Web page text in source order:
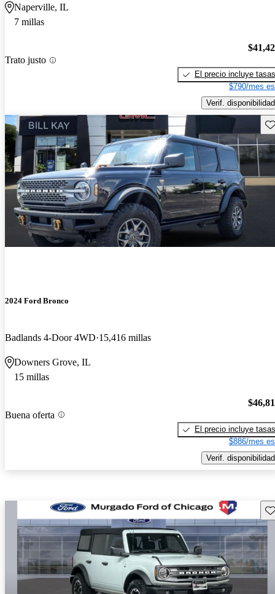
Naperville, IL
7 millas
Trato justo
El precio incluye tasas
$790/mes
Verif. disponibilidad
2024 Ford Bronco
Badlands 4-Door 4WD 15,416 millas
Downers Grove, IL
15 millas
Buena oferta
El precio incluye tasas
$886/mes
Verif. disponibilidad